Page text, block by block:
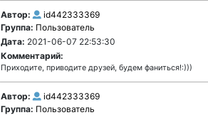
Автор:
id442333369
Группа: Пользователь
Дата: 2021-06-07 22:53:30
Комментарий:
Приходите, приводите друзей, будем фаниться!:)))
Автор:
id442333369
Группа: Пользователь